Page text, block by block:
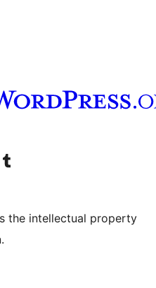
അക്കൗണ്ട് സന്ദർശിക്കുക
channel
ഞങ്ങളുടെ ടംബ്ലർ അക്കൗണ്ട് സന്ദർശിക്കുക
the intellectual property